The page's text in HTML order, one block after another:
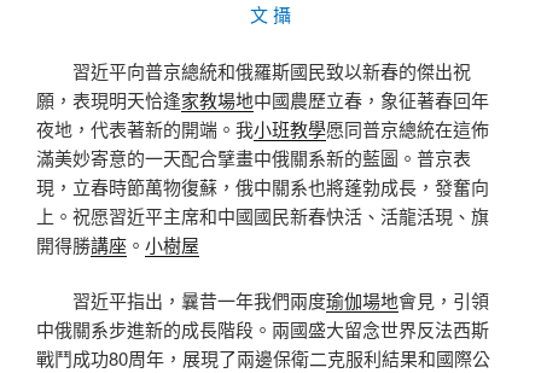
文 攝
習近平向普京總統和俄羅斯國民致以新春的傑出祝
願，表現明天恰逢家教場地中國農歷立春，象征著春回年
夜地，代表著新的開端。我小班教學愿同普京總統在這佈
滿美妙寄意的一天配合擘畫中俄關系新的藍圖。普京表
現，立春時節萬物復蘇，俄中關系也將蓬勃成長，發奮向
上。祝愿習近平主席和中國國民新春快活、活龍活現、旗
開得勝講座 。 小樹屋
習近平指出，曩昔一年我們兩度瑜伽場地會見，引領
中俄關系步進新的成長階段。兩國盛大留念世界反法西斯
戰鬥成功80周年，展現了兩邊保衛二克服利結果和國際公